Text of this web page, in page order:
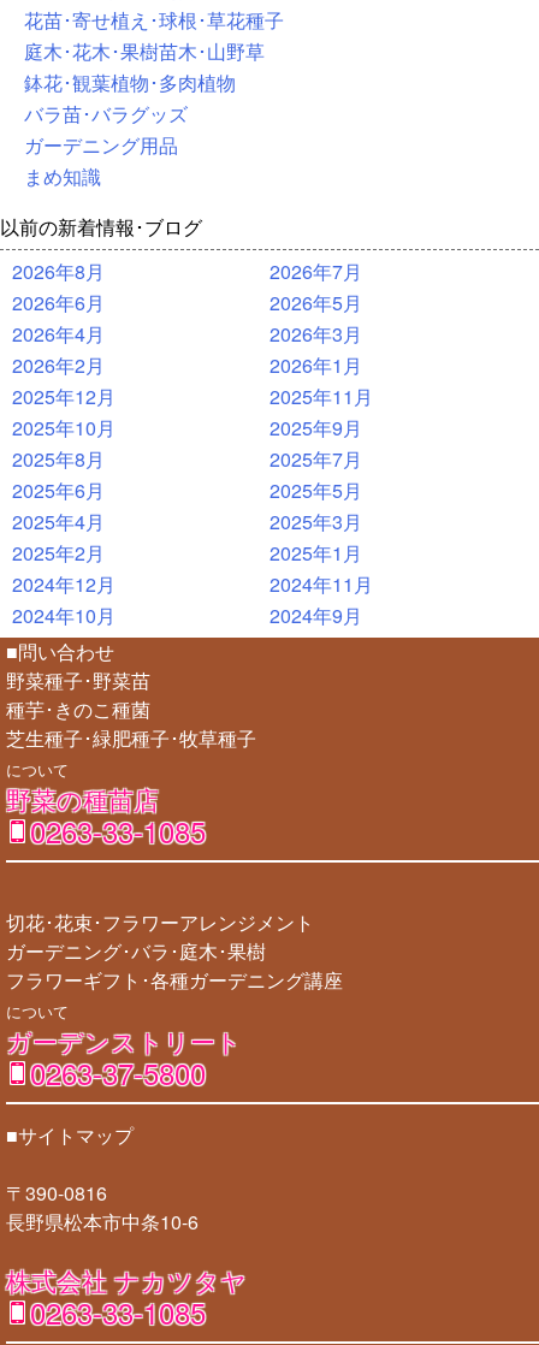
花苗･寄せ植え･球根･草花種子
庭木･花木･果樹苗木･山野草
鉢花･観葉植物･多肉植物
バラ苗･バラグッズ
ガーデニング用品
まめ知識
以前の新着情報･ブログ
2026年8月
2026年7月
2026年6月
2026年5月
2026年4月
2026年3月
2026年2月
2026年1月
2025年12月
2025年11月
2025年10月
2025年9月
2025年8月
2025年7月
2025年6月
2025年5月
2025年4月
2025年3月
2025年2月
2025年1月
2024年12月
2024年11月
2024年10月
2024年9月
■問い合わせ
野菜種子･野菜苗
種芋･きのこ種菌
芝生種子･緑肥種子･牧草種子
について
野菜の種苗店
0263-33-1085
切花･花束･フラワーアレンジメント
ガーデニング･バラ･庭木･果樹
フラワーギフト･各種ガーデニング講座
について
ガーデンストリート
0263-37-5800
■サイトマップ
〒390-0816
長野県松本市中条10-6
株式会社 ナカツタヤ
0263-33-1085